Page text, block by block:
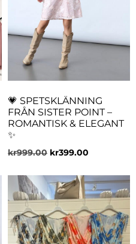
💗 SPETSKLÄNNING
FRÅN SISTER POINT –
ROMANTISK & ELEGANT
✨
kr999.00 kr399.00